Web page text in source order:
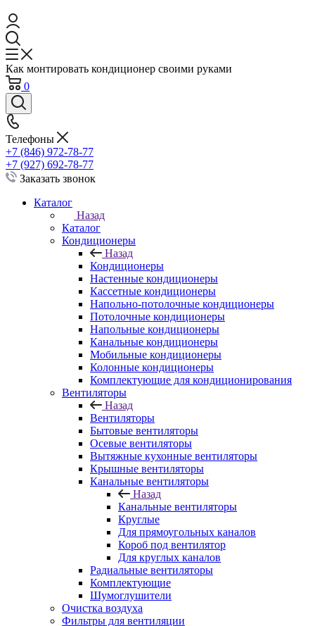
Как монтировать кондиционер своими руками
0
Телефоны
+7 (846) 972-78-77
+7 (927) 692-78-77
Заказать звонок
Каталог
Назад
Каталог
Кондиционеры
Назад
Кондиционеры
Настенные кондиционеры
Кассетные кондиционеры
Напольно-потолочные кондиционеры
Потолочные кондиционеры
Напольные кондиционеры
Канальные кондиционеры
Мобильные кондиционеры
Колонные кондиционеры
Комплектующие для кондиционирования
Вентиляторы
Назад
Вентиляторы
Бытовые вентиляторы
Осевые вентиляторы
Вытяжные кухонные вентиляторы
Крышные вентиляторы
Канальные вентиляторы
Назад
Канальные вентиляторы
Круглые
Для прямоугольных каналов
Короб под вентилятор
Для круглых каналов
Радиальные вентиляторы
Комплектующие
Шумоглушители
Очистка воздуха
Фильтры для вентиляции